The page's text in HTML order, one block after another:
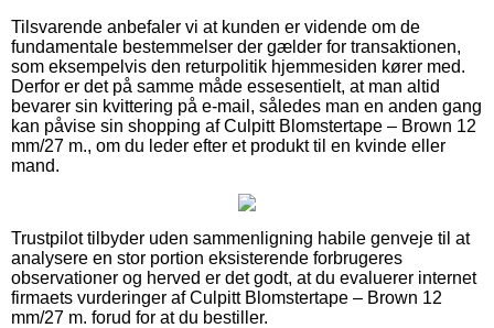
Tilsvarende anbefaler vi at kunden er vidende om de
fundamentale bestemmelser der gælder for transaktionen,
som eksempelvis den returpolitik hjemmesiden kører med.
Derfor er det på samme måde essesentielt, at man altid
bevarer sin kvittering på e-mail, således man en anden gang
kan påvise sin shopping af Culpitt Blomstertape – Brown 12
mm/27 m., om du leder efter et produkt til en kvinde eller
mand.
Trustpilot tilbyder uden sammenligning habile genveje til at
analysere en stor portion eksisterende forbrugeres
observationer og herved er det godt, at du evaluerer internet
firmaets vurderinger af Culpitt Blomstertape – Brown 12
mm/27 m. forud for at du bestiller.